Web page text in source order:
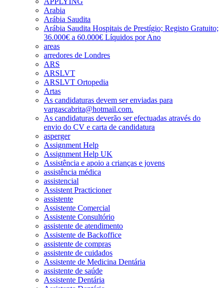
Arabia
Arábia Saudita
Arábia Saudita Hospitais de Prestígio; Registo Gratuito;
36.000€ a 60.000€ Líquidos por Ano
areas
arredores de Londres
ARS
ARSLVT
ARSLVT Ortopedia
Artas
As candidaturas devem ser enviadas para
vargascabrita@hotmail.com.
As candidaturas deverão ser efectuadas através do
envio do CV e carta de candidatura
asperger
Assignment Help
Assignment Help UK
Assistência e apoio a crianças e jovens
assistência médica
assistencial
Assistent Practicioner
assistente
Assistente Comercial
Assistente Consultório
assistente de atendimento
Assistente de Backoffice
assistente de compras
assistente de cuidados
Assistente de Medicina Dentária
assistente de saúde
Assistente Dentária